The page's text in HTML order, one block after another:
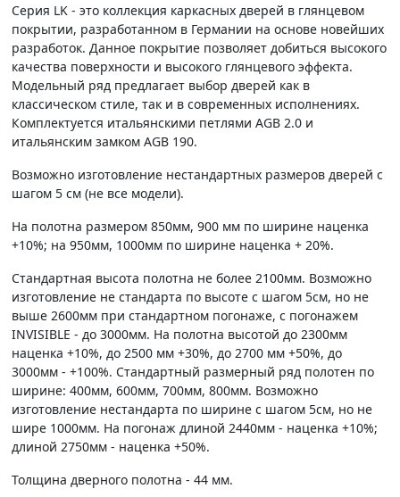
Серия LK - это коллекция каркасных дверей в глянцевом
покрытии, разработанном в Германии на основе новейших
разработок. Данное покрытие позволяет добиться высокого
качества поверхности и высокого глянцевого эффекта.
Модельный ряд предлагает выбор дверей как в
классическом стиле, так и в современных исполнениях.
Комплектуется итальянскими петлями AGB 2.0 и
итальянским замком AGB 190.
Возможно изготовление нестандартных размеров дверей с
шагом 5 см (не все модели).
На полотна размером 850мм, 900 мм по ширине наценка
+10%; на 950мм, 1000мм по ширине наценка + 20%.
Стандартная высота полотна не более 2100мм. Возможно
изготовление не стандарта по высоте с шагом 5см, но не
выше 2600мм при стандартном погонаже, с погонажем
INVISIBLE - до 3000мм. На полотна высотой до 2300мм
наценка +10%, до 2500 мм +30%, до 2700 мм +50%, до
3000мм - +100%. Стандартный размерный ряд полотен по
ширине: 400мм, 600мм, 700мм, 800мм. Возможно
изготовление нестандарта по ширине с шагом 5см, но не
шире 1000мм. На погонаж длиной 2440мм - наценка +10%;
длиной 2750мм - наценка +50%.
Толщина дверного полотна - 44 мм.